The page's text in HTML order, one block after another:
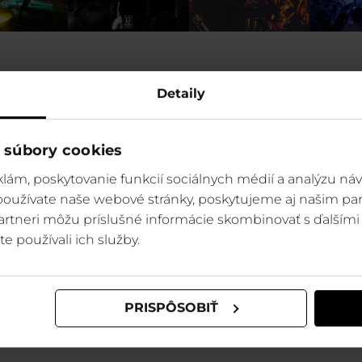
Detaily
cookies
poskytovanie funkcií sociálnych médií a analýzu
naše webové stránky, poskytujeme aj našim
môžu príslušné informácie skombinovať s
používali ich služby.
PRISPÔSOBIŤ
KONCERTY A
a soboty budú patriť
Happy End!
na všetky párty
Happy Endu nakúpite online na gopass.travel